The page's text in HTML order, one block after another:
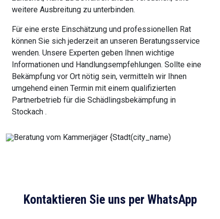
weitere Ausbreitung zu unterbinden.
Für eine erste Einschätzung und professionellen Rat
können Sie sich jederzeit an unseren Beratungsservice
wenden. Unsere Experten geben Ihnen wichtige
Informationen und Handlungsempfehlungen. Sollte eine
Bekämpfung vor Ort nötig sein, vermitteln wir Ihnen
umgehend einen Termin mit einem qualifizierten
Partnerbetrieb für die Schädlingsbekämpfung in
Stockach .
Kontaktieren Sie uns per WhatsApp